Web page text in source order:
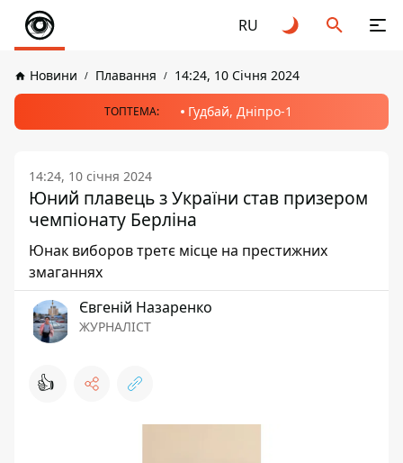
RU
Новини Плавання 14:24, 10 Січня 2024
ТОПТЕМА: Гудбай, Дніпро-1
14:24, 10 січня 2024
Юний плавець з України став призером
чемпіонату Берліна
Юнак виборов третє місце на престижних
змаганнях
Євгеній Назаренко
ЖУРНАЛІСТ
👍